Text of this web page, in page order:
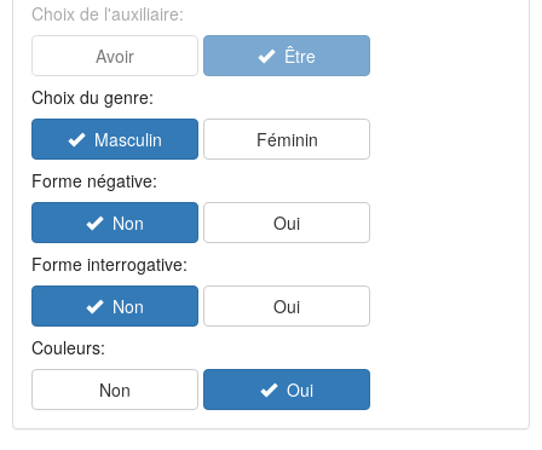
Choix de l'auxiliaire:
Avoir
Être
Choix du genre:
Masculin
Féminin
Forme négative:
Non
Oui
Forme interrogative:
Non
Oui
Couleurs:
Non
Oui